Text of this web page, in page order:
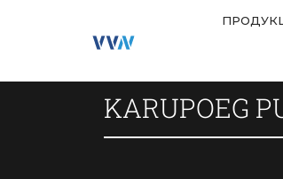
KARUPOEG